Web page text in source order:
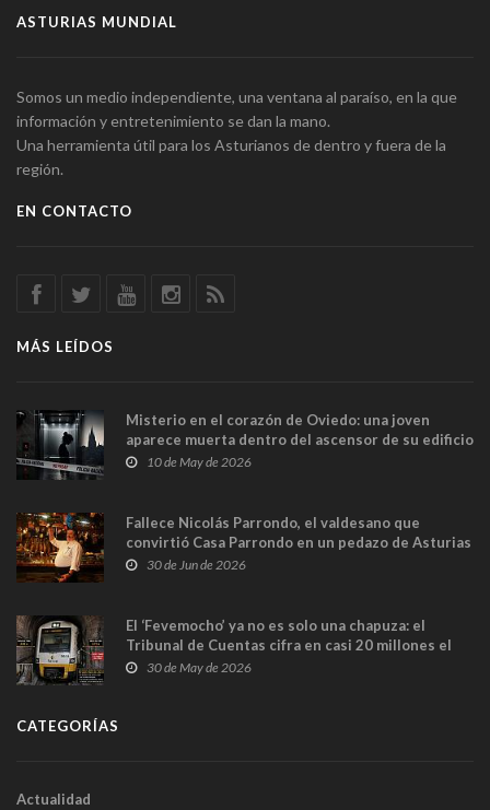
ASTURIAS MUNDIAL
Somos un medio independiente, una ventana al paraíso, en la que
información y entretenimiento se dan la mano.
Una herramienta útil para los Asturianos de dentro y fuera de la
región.
EN CONTACTO
MÁS LEÍDOS
Misterio en el corazón de Oviedo: una joven
aparece muerta dentro del ascensor de su edificio
y las cámaras captan sus últimos minutos
10 de May de 2026
Fallece Nicolás Parrondo, el valdesano que
convirtió Casa Parrondo en un pedazo de Asturias
en Madrid
30 de Jun de 2026
El ‘Fevemocho’ ya no es solo una chapuza: el
Tribunal de Cuentas cifra en casi 20 millones el
sobrecoste de los trenes que no cabían por los
30 de May de 2026
CATEGORÍAS
Actualidad